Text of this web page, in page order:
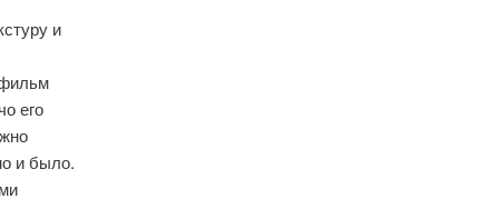
и
его
и было.